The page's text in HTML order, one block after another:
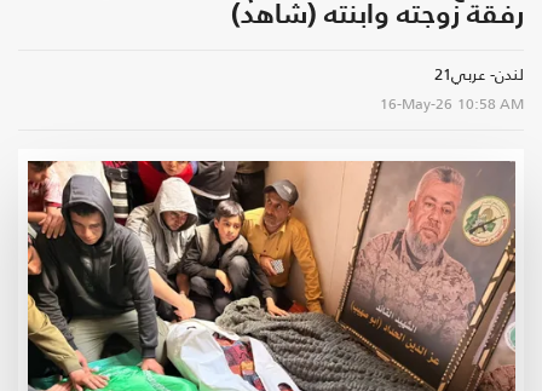
رفقة زوجته وابنته (شاهد)
لندن- عربي21
16-May-26 10:58 AM